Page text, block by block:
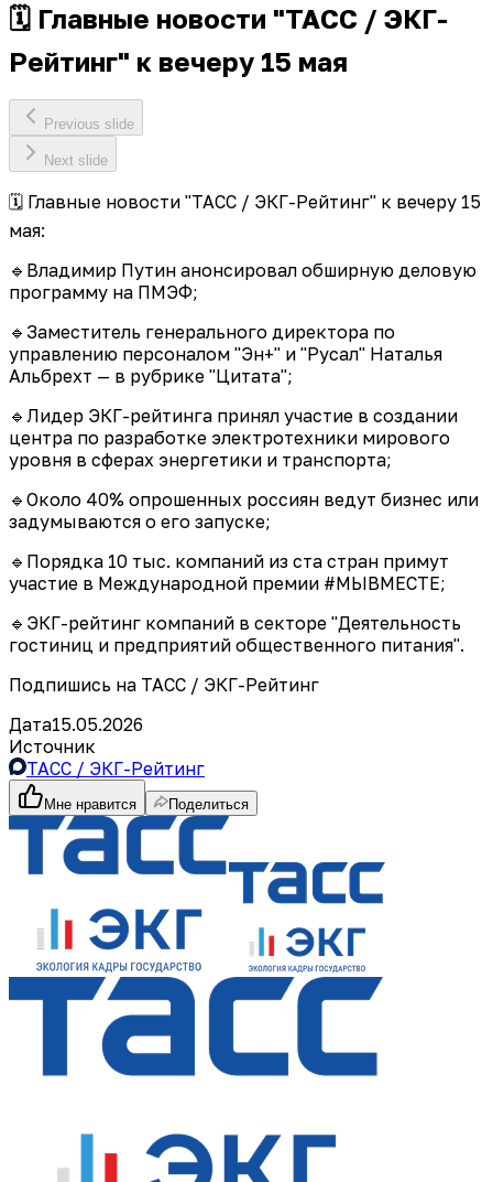
🗓 Главные новости "ТАСС / ЭКГ-
Рейтинг" к вечеру 15 мая
Previous slide
Next slide
🗓 Главные новости "ТАСС / ЭКГ-Рейтинг" к вечеру 15
мая:
🔹Владимир Путин анонсировал обширную деловую
программу на ПМЭФ;
🔹Заместитель генерального директора по
управлению персоналом "Эн+" и "Русал" Наталья
Альбрехт — в рубрике "Цитата";
🔹Лидер ЭКГ-рейтинга принял участие в создании
центра по разработке электротехники мирового
уровня в сферах энергетики и транспорта;
🔹Около 40% опрошенных россиян ведут бизнес или
задумываются о его запуске;
🔹Порядка 10 тыс. компаний из ста стран примут
участие в Международной премии #МЫВМЕСТЕ;
🔹ЭКГ-рейтинг компаний в секторе "Деятельность
гостиниц и предприятий общественного питания".
Подпишись на ТАСС / ЭКГ-Рейтинг
Дата15.05.2026
Источник
ТАСС / ЭКГ-Рейтинг
Мне нравится Поделиться